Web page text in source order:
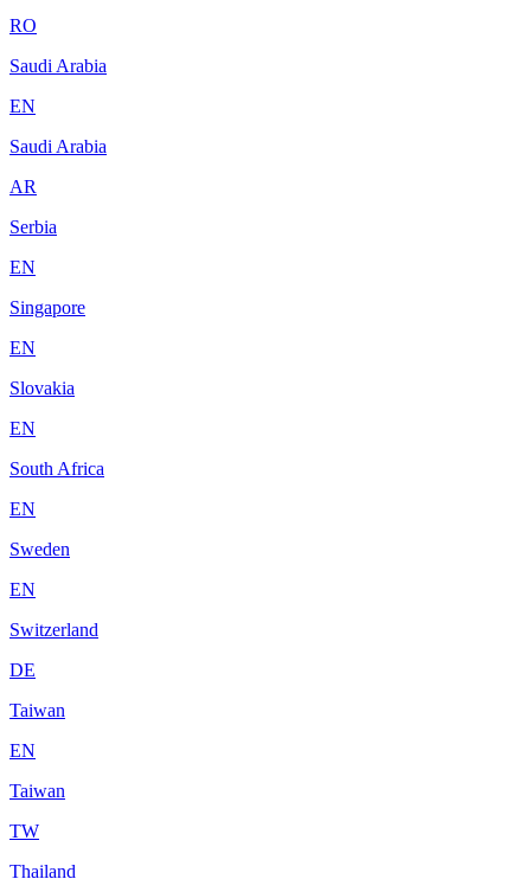
RO
Saudi Arabia
EN
Saudi Arabia
AR
Serbia
EN
Singapore
EN
Slovakia
EN
South Africa
EN
Sweden
EN
Switzerland
DE
Taiwan
EN
Taiwan
TW
Thailand